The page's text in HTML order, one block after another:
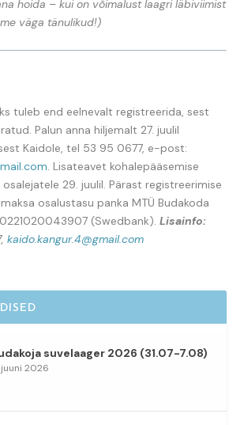
hoida – kui on võimalust laagri läbiviimist
väga tänulikud!)
tuleb end eelnevalt registreerida, sest
Palun anna hiljemalt 27. juulil
Kaidole, tel 53 95 0677, e-post:
. Lisateavet kohalepääsemise
29. juulil. Pärast registreerimise
osalustasu panka MTÜ Budakoda
(Swedbank).Lisainfo:
kaido.kangur.4@gmail.com
suvelaager 2026 (31.07-7.08)
juuni 2026